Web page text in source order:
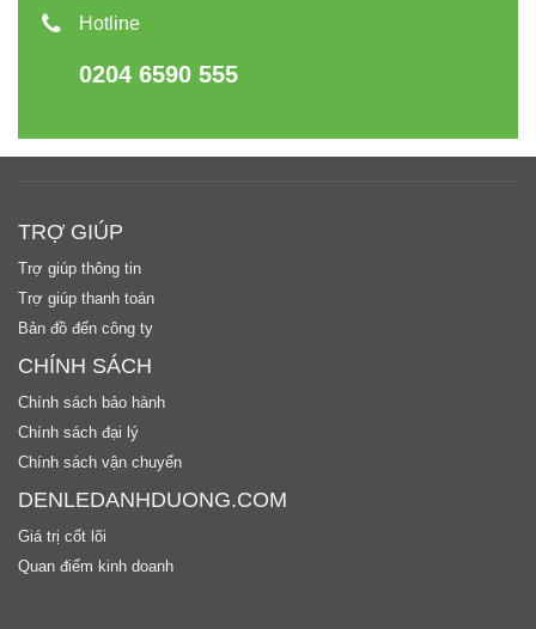
Hotline
0204 6590 555
TRỢ GIÚP
Trợ giúp thông tin
Trợ giúp thanh toán
Bản đồ đến công ty
CHÍNH SÁCH
Chính sách bảo hành
Chính sách đại lý
Chính sách vận chuyển
DENLEDANHDUONG.COM
Giá trị cốt lõi
Quan điểm kinh doanh